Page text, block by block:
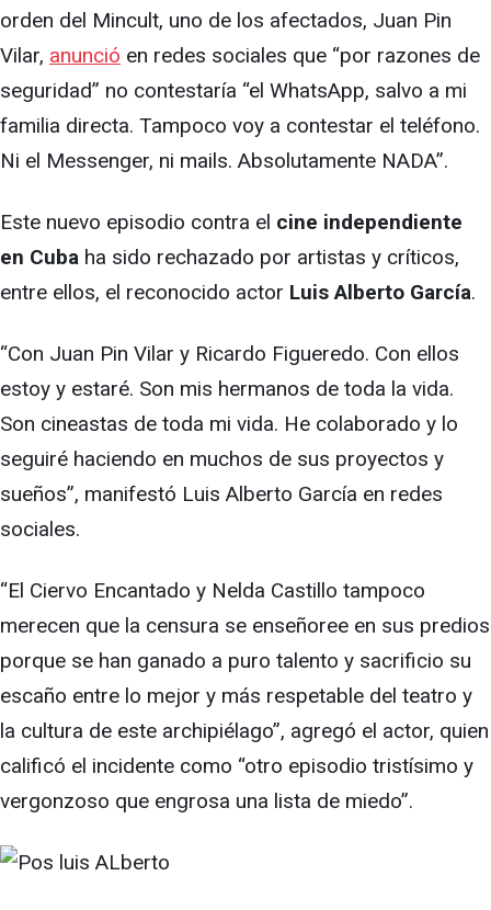
orden del Mincult, uno de los afectados, Juan Pin
Vilar, anunció en redes sociales que “por razones de
seguridad” no contestaría “el WhatsApp, salvo a mi
familia directa. Tampoco voy a contestar el teléfono.
Ni el Messenger, ni mails. Absolutamente NADA”.
Este nuevo episodio contra el cine independiente
en Cuba ha sido rechazado por artistas y críticos,
entre ellos, el reconocido actor Luis Alberto García.
“Con Juan Pin Vilar y Ricardo Figueredo. Con ellos
estoy y estaré. Son mis hermanos de toda la vida.
Son cineastas de toda mi vida. He colaborado y lo
seguiré haciendo en muchos de sus proyectos y
sueños”, manifestó Luis Alberto García en redes
sociales.
“El Ciervo Encantado y Nelda Castillo tampoco
merecen que la censura se enseñoree en sus predios
porque se han ganado a puro talento y sacrificio su
escaño entre lo mejor y más respetable del teatro y
la cultura de este archipiélago”, agregó el actor, quien
calificó el incidente como “otro episodio tristísimo y
vergonzoso que engrosa una lista de miedo”.